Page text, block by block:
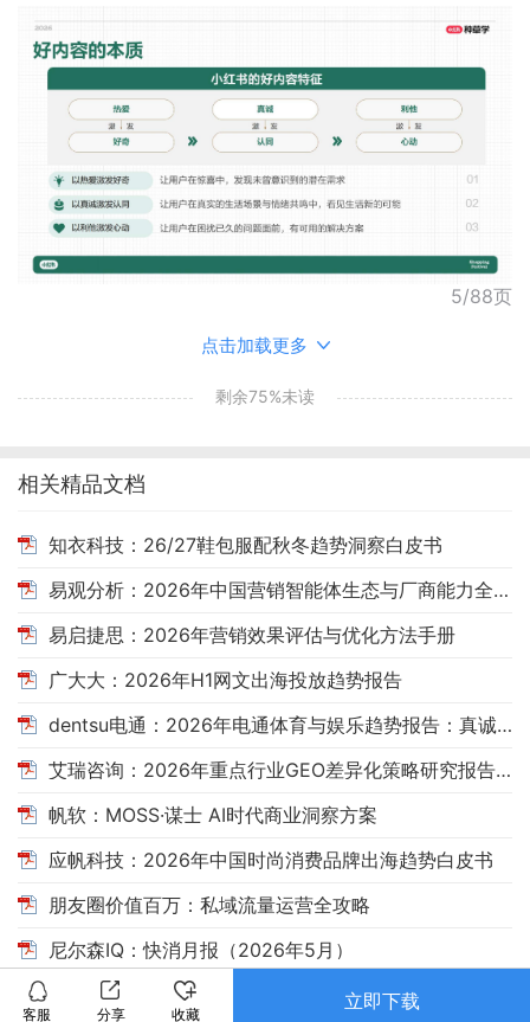
客服 分享 收藏
立即下载
5/88页
点击加载更多
剩余75%未读
相关精品文档
知衣科技：26/27鞋包服配秋冬趋势洞察白皮书
易观分析：2026年中国营销智能体生态与厂商能力全景报告
易启捷思：2026年营销效果评估与优化方法手册
广大大：2026年H1网文出海投放趋势报告
dentsu电通：2026年电通体育与娱乐趋势报告：真诚，自有引力
艾瑞咨询：2026年重点行业GEO差异化策略研究报告——消费决策场景AI搜索洞察
帆软：MOSS·谋士 AI时代商业洞察方案
应帆科技：2026年中国时尚消费品牌出海趋势白皮书
朋友圈价值百万：私域流量运营全攻略
尼尔森IQ：快消月报（2026年5月）